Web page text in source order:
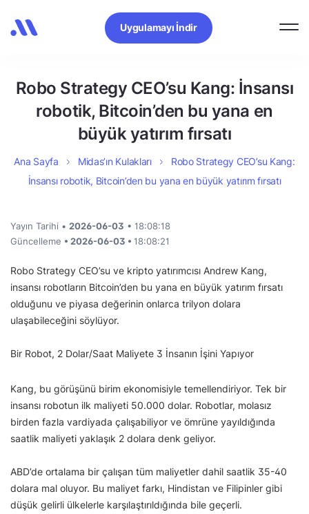
Uygulamayı İndir
Robo Strategy CEO’su Kang: İnsansı
robotik, Bitcoin’den bu yana en
büyük yatırım fırsatı
Ana Sayfa Midas’ın Kulakları
Robo Strategy CEO’su Kang:
İnsansı robotik, Bitcoin’den bu yana en büyük yatırım fırsatı
Yayın Tarihi • 2026-06-03 • 18:08:18
Güncelleme • 2026-06-03 • 18:08:21
Robo Strategy CEO’su ve kripto yatırımcısı Andrew Kang,
insansı robotların Bitcoin’den bu yana en büyük yatırım fırsatı
olduğunu ve piyasa değerinin onlarca trilyon dolara
ulaşabileceğini söylüyor.
Bir Robot, 2 Dolar/Saat Maliyete 3 İnsanın İşini Yapıyor
Kang, bu görüşünü birim ekonomisiyle temellendiriyor. Tek bir
insansı robotun ilk maliyeti 50.000 dolar. Robotlar, molasız
birden fazla vardiyada çalışabiliyor ve ömrüne yayıldığında
saatlik maliyeti yaklaşık 2 dolara denk geliyor.
ABD’de ortalama bir çalışan tüm maliyetler dahil saatlik 35-40
dolara mal oluyor. Bu maliyet farkı, Hindistan ve Filipinler gibi
düşük gelirli ülkelerle karşılaştırıldığında bile geçerli.